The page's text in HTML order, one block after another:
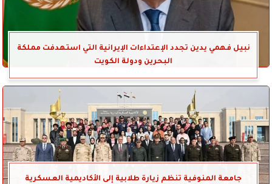
نبيل فهمي يدين تجدد الإعتداءات الإيرانية التي استهدفت مملكة
البحرين ودولة الكويت
جامعة المنوفية تنظم زيارة طلابية إلى الأكاديمية العسكرية